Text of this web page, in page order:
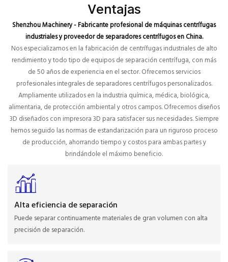
Ventajas
Shenzhou Machinery - Fabricante profesional de máquinas centrífugas
industriales y proveedor de separadores centrífugos en China.
Nos especializamos en la fabricación de centrífugas industriales de alto
rendimiento y todo tipo de equipos de separación centrífuga, con más
de 50 años de experiencia en el sector. Ofrecemos servicios
profesionales integrales de separadores centrífugos personalizados.
Ampliamente utilizados en la industria química, médica, biológica,
alimentaria, de protección ambiental y otros campos. Ofrecemos diseños
3D diseñados con impresora 3D para satisfacer sus necesidades. Siempre
hemos seguido las normas de estandarización para un riguroso proceso
de producción, ahorrando tiempo y costos para ambas partes y
brindándole el máximo beneficio.
Alta eficiencia de separación
Puede separar continuamente materiales de gran volumen con alta
precisión de separación.